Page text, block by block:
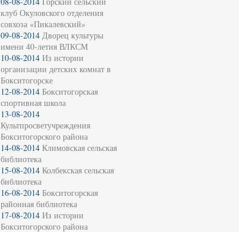
клуб Окуловского отделения
совхоза «Пикалевский»
09-08-2014 Дворец культуры
имени 40-летия ВЛКСМ
10-08-2014 Из истории
организации детских комнат в
Бокситогорске
12-08-2014 Бокситогорская
спортивная школа
13-08-2014
Культпросветучреждения
Бокситогорского района
14-08-2014 Климовская сельская
библиотека
15-08-2014 Колбекская сельская
библиотека
16-08-2014 Бокситогорская
районная библиотека
17-08-2014 Из истории
Бокситогорского района